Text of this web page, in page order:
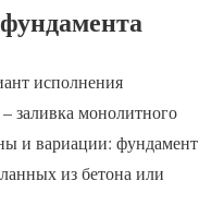
исполнения
заливка монолитного
и вариации: фундамент
из бетона или